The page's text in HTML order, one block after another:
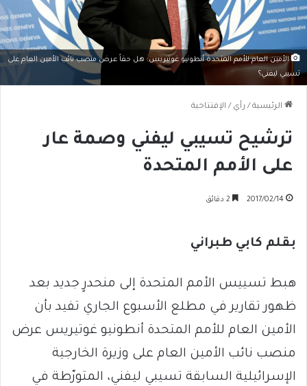
الأمين العام للأمم المتحدة أنطونيو غوتيريس: هل حقاً عرض منصب نائب الأمين العام على
تسيبي ليفني؟
الرئيسية / رأي / الإفتتاحية
ترشيح تسيبي ليفني وصمة عار
على الأمم المتحدة
2017/02/14
بقلم كابي طبراني
هبط تسييس الأمم المتحدة إلى منحدرٍ جديد بعد
ظهور تقارير في مطلع الأسبوع الجاري تفيد بأن
الأمين العام للأمم المتحدة أنطونيو غوتيريس عرض
منصب نائب الأمين العام على وزيرة الخارجية
الإسرائيلية السابقة تسيبي ليفني، المتورّطة في